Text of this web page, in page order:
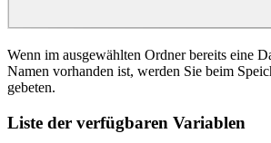
Wenn im ausgewählten Ordner bereits eine
Namen vorhanden ist, werden Sie beim
gebeten.
Liste der verfügbaren Variablen